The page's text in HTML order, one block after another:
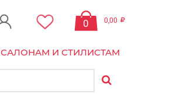
0 0,00
САЛОНАМ И СТИЛИСТАМ